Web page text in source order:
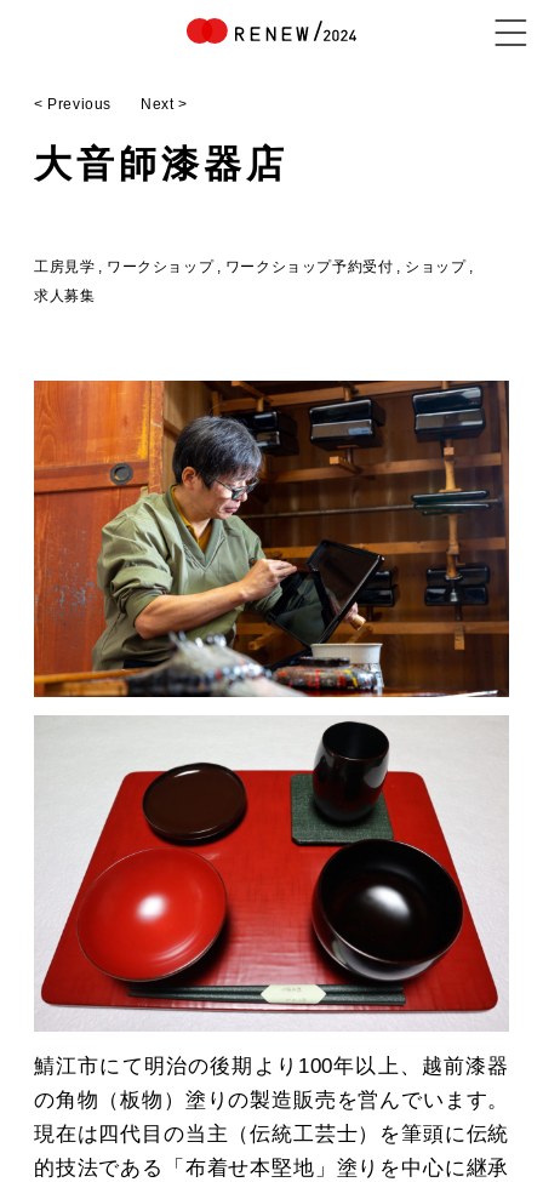
EXHIBITOR
MOVIE
ACCESS / STAY
CONTACT
< Previous Next >
大音師漆器店
工房見学 ワークショップ ワークショップ予約受付
ショップ
求人募集
鯖江市にて明治の後期より100年以上、越前漆器
の角物（板物）塗りの製造販売を営んでいます。
現在は四代目の当主（伝統工芸士）を筆頭に伝統
的技法である「布着せ本堅地」塗りを中心に継承